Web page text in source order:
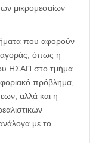
μικρομεσαίων
που αφορούν
αγοράς, όπως η
ΗΣΑΠ στο τμήμα
πρόβλημα,
αλλά και η
με το